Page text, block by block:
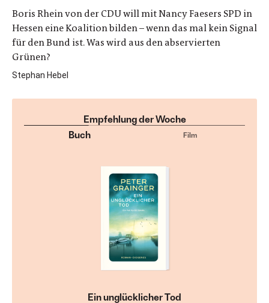
Boris Rhein von der CDU will mit Nancy Faesers SPD in
Hessen eine Koalition bilden – wenn das mal kein Signal
für den Bund ist. Was wird aus den abservierten
Grünen?
Stephan Hebel
Empfehlung der Woche
Buch
Film
Ein unglücklicher Tod